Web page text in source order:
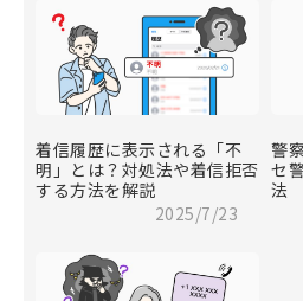
着信履歴に表示される「不
明」とは？対処法や着信拒否
する方法を解説
2025/7/23
警
セ
法